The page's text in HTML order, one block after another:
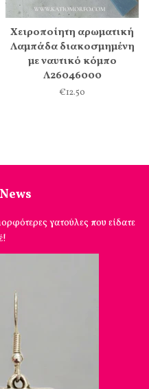
Χειροποίητη αρωματική
Λαμπάδα διακοσμημένη
με ναυτικό κόμπο
Λ26046000
€12.50
γατούλες που είδατε